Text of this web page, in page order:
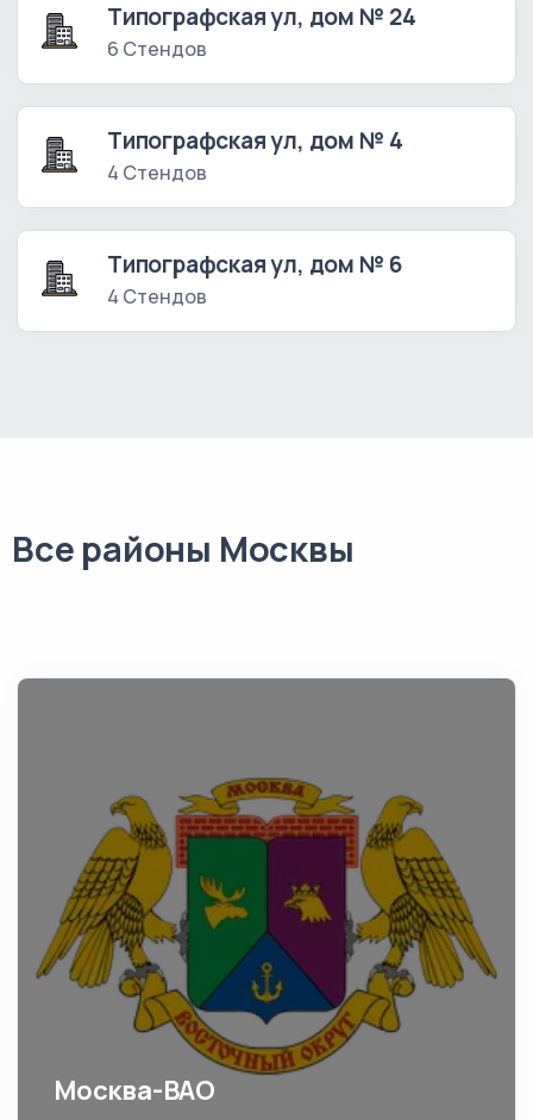
Типографская ул, дом № 24
6 Стендов
Типографская ул, дом № 4
4 Стендов
Типографская ул, дом № 6
4 Стендов
Все районы Москвы
Москва-ВАО